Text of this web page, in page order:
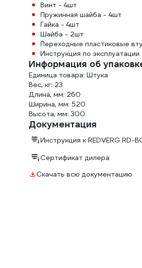
Винт - 4шт
Пружинная шайба - 4шт
Гайка - 4шт
Шайба - 2шт
Переходные пластиковые
Инструкция по эксплуатации
Информация об
Единица товара: Штука
Вес, кг: 23
Длина, мм: 260
Ширина, мм: 520
Высота, мм: 300
Документация
Инструкция к REDVERG
Сертификат дилера
Скачать всю документацию